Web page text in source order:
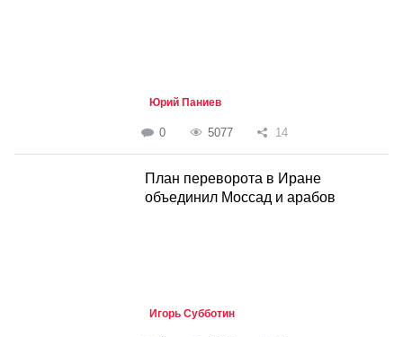
Юрий Паниев
0 5077 14
План переворота в Иране
объединил Моссад и арабов
Игорь Субботин